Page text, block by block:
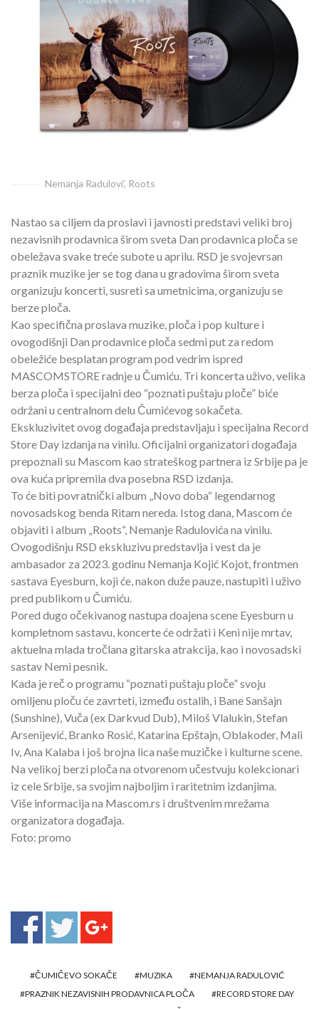
Nemanja Radulovi’, Roots
Nastao sa ciljem da proslavi i javnosti predstavi veliki broj
nezavisnih prodavnica širom sveta Dan prodavnica ploča se
obeležava svake treće subote u aprilu. RSD je svojevrsan
praznik muzike jer se tog dana u gradovima širom sveta
organizuju koncerti, susreti sa umetnicima, organizuju se
berze ploča.
Kao specifična proslava muzike, ploča i pop kulture i
ovogodišnji Dan prodavnice ploča sedmi put za redom
obeležiće besplatan program pod vedrim ispred
MASCOMSTORE radnje u Čumiću. Tri koncerta uživo, velika
berza ploča i specijalni deo “poznati puštaju ploče” biće
održani u centralnom delu Čumićevog sokačeta.
Ekskluzivitet ovog događaja predstavljaju i specijalna Record
Store Day izdanja na vinilu. Oficijalni organizatori događaja
prepoznali su Mascom kao strateškog partnera iz Srbije pa je
ova kuća pripremila dva posebna RSD izdanja.
To će biti povratnički album „Novo doba“ legendarnog
novosadskog benda Ritam nereda. Istog dana, Mascom će
objaviti i album „Roots“, Nemanje Radulovića na vinilu.
Ovogodišnju RSD ekskluzivu predstavlja i vest da je
ambasador za 2023. godinu Nemanja Kojić Kojot, frontmen
sastava Eyesburn, koji će, nakon duže pauze, nastupiti i uživo
pred publikom u Čumiću.
Pored dugo očekivanog nastupa doajena scene Eyesburn u
kompletnom sastavu, koncerte će održati i Keni nije mrtav,
aktuelna mlada tročlana gitarska atrakcija, kao i novosadski
sastav Nemi pesnik.
Kada je reč o programu “poznati puštaju ploče” svoju
omiljenu ploču će zavrteti, između ostalih, i Bane Sanšajn
(Sunshine), Vuča (ex Darkvud Dub), Miloš Vlalukin, Stefan
Arsenijević, Branko Rosić, Katarina Epštajn, Oblakoder, Mali
Iv, Ana Kalaba i još brojna lica naše muzičke i kulturne scene.
Na velikoj berzi ploča na otvorenom učestvuju kolekcionari
iz cele Srbije, sa svojim najboljim i raritetnim izdanjima.
Više informacija na Mascom.rs i društvenim mrežama
organizatora događaja.
Foto: promo
ČUMIČEVO SOKAČE MUZIKA
NEMANJA RADULOVIĆ
PRAZNIK NEZAVISNIH PRODAVNICA PLOČA
RECORD STORE DAY